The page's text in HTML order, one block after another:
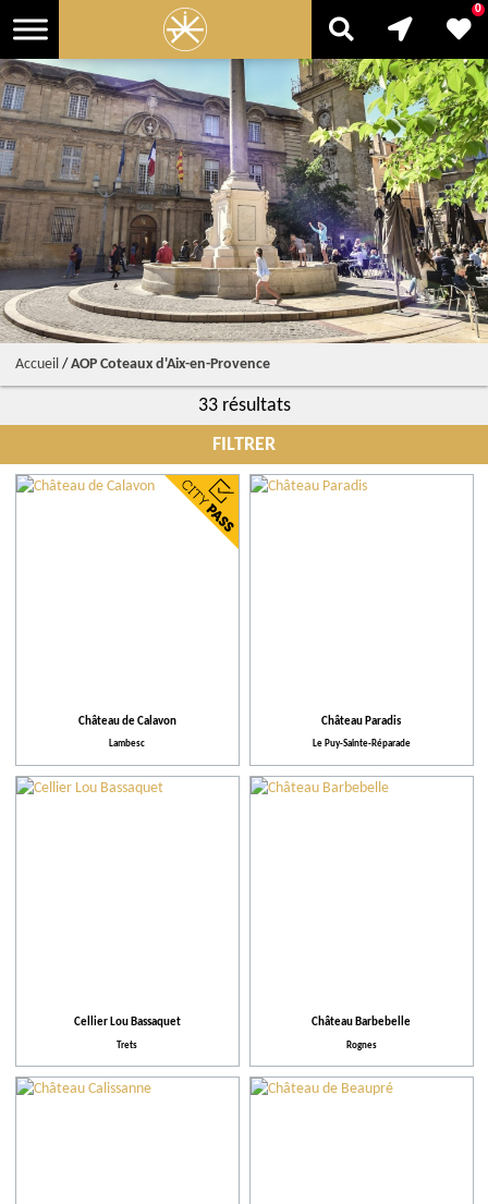
0
Accueil/ AOP Coteaux d'Aix-en-Provence
33 résultats
FILTRER
Communes
Notre sélection
Activités et Loisirs
Château de Calavon
Lambesc
Château Paradis
Le Puy-Sainte-Réparade
Cellier Lou Bassaquet
Trets
Château Barbebelle
Rognes